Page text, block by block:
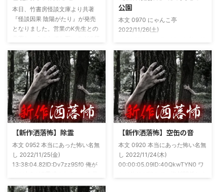
本日、竹書房怪談文庫より共著
『怪談因果 陰陽がたり』が発売
となりました。営業のK先生との
上げましたので内容の濃さ・面白
さは保証します。ぜひともご購入
くださいませ。 書影かっこいい
ですね！帯の煽り文句も最高です
(^^)v購入ページ
https://amzn.to/49NrwuE特設ペ
ージ
54ee5238af1
公園
本文 0970 にゃんこ亭
2022/11/26(土)
に言うオカルト系な話がまあまあ
好きで、最近占いとかを副業で始
めてた。今はちょっとメンタルの
状況やらで退いたけど実力試しも
かねてSNSでフォロワー相手に占
いとかしていたもんです。実力
は・・・ありがたいことに当たっ
た！ドンピシャ！と嬉しい声もあ
合ったのが大学生のAちゃん。彼
女もオカルト系な話が好きで(そ
もそも仲良くなったのは北の大地
が舞台の金塊を巡る漫画)ちょく
【新作洒落怖】除霊
本文 0952 本当にあった怖い名無
し 2022/11/25(金)
13:38:04.82ID:Dv7zz9Sf0 俺が
【新作洒落怖】空缶の音
本文 0920 本当にあった怖い名無
し 2022/11/24(木)
00:00:05.09ID:40QkwTYN0 ワ